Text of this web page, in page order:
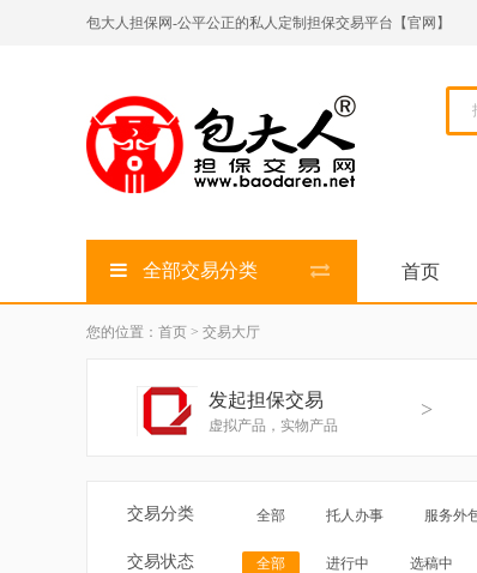
包大人担保网-公平公正的私人定制担保交易平台【官网】
全部交易分类 首页
您的位置：首页 > 交易大厅
发起担保交易
虚拟产品，实物产品
>
交易分类 全部 托人办事 服务外
交易状态 全部 进行中 选稿中